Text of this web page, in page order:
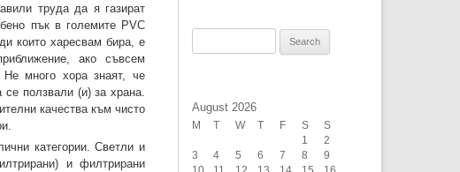
труда да я газират
пък в големите PVC
които харесвам бира, е
ако съвсем
много хора знаят, че
се ползвали (и) за храна.
качества към чисто
категории. Светли и
и филтрирани
August 2026
M W F S
S
1
2
3
4 5 6 7 8
9